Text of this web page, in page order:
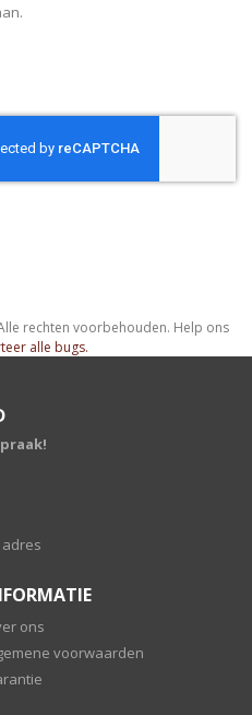
rechten voorbehouden. Help ons
alle bugs.
ons
voorwaarden